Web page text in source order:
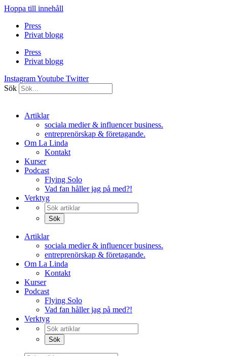
Hoppa till innehåll
Press
Privat blogg
Press
Privat blogg
InstagramYoutube Twitter
Sök
Artiklar
sociala medier & influencer business.
entreprenörskap & företagande.
Om La Linda
Kontakt
Kurser
Podcast
Flying Solo
Vad fan håller jag på med?!
Verktyg
Artiklar
sociala medier & influencer business.
entreprenörskap & företagande.
Om La Linda
Kontakt
Kurser
Podcast
Flying Solo
Vad fan håller jag på med?!
Verktyg